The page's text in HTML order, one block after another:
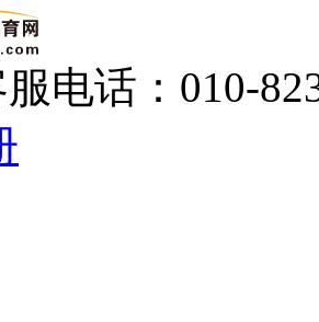
电话：010-